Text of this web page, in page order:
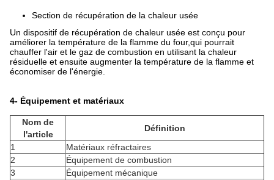
Section de récupération de la chaleur usée
Un dispositif de récupération de chaleur usée est conçu pour
améliorer la température de la flamme du four,qui pourrait
chauffer l'air et le gaz de combustion en utilisant la chaleur
résiduelle et ensuite augmenter la température de la flamme et
économiser de l'énergie.
4- Équipement et matériaux
Nom de
l'article
Définition
1
Matériaux réfractaires
2
Équipement de combustion
3
Équipement mécanique